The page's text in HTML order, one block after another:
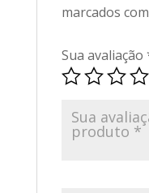
marcados com
Sua avaliação